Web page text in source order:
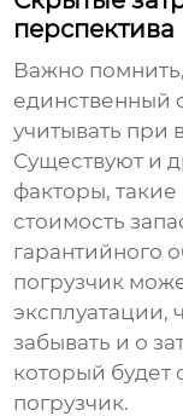
перспектива
Важно
единственный
учитывать при
Существуют и
факторы,
стоимость
гарантийного
погрузчик
эксплуатации,
забывать и о
который будет
погрузчик.